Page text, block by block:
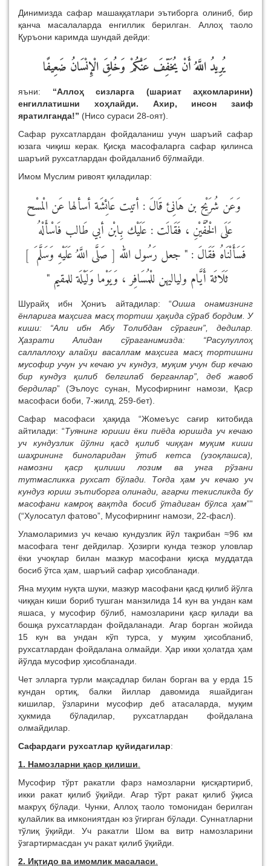
Динимизда сафар машаққатлари эътиборга олиниб, бир
қанча масалаларда енгиллик берилган. Аллоҳ таоло
Қуръони каримда шундай дейди:
يُرِيدُ اللَّهُ أَنْ يُخَفِّفَ عَنْكُمْ وَخُلِقَ الْإِنْسَانُ ضَعِيفًا
яъни:
“Аллоҳ сизларга (шариат аҳкомларини)
енгиллатишни хоҳлайди. Ахир, инсон заиф
яратилганда!” (Нисо сураси 28-оят).
Сафар рухсатлардан фойдаланиш учун шаръий сафар
юзага чиқиш керак. Қисқа масофаларга сафар қилинса
шаръий рухсатлардан фойдаланиб бўлмайди.
Имом Муслим ривоят қиладилар:
وَعَن شُرَيْح بن هَانِئ قَالَ : أتيت عَائِشَة أسألها عَن الْمسْح
عَلَى الْخُفَّيْنِ ، فَقَالَت : عَلَيْك بِابْن أبي طَالب فَاسْأَلْهُ
فَسَأَلْنَاهُ فَقَالَ : " جعل رَسُول الله [ صَلَّى اللَّهُ عَلَيْهِ وَسَلَّم َ ]
ثَلَاثَة أَيَّام ولياليهن للْمُسَافِر ، وَيَوْما وَلَيْلَة للمقيم "
Шурайҳ ибн Ҳониъ айтадилар: “Оиша онамизнинг
ёнларига маҳсига масҳ тортиш ҳақида сўраб бордим. У
киши: “Али ибн Абу Толибдан сўрагин”, дедилар.
Ҳазрати Алидан сўраганимизда: “Расулуллоҳ
саллаллоҳу алайҳи васаллам маҳсига масҳ тортишни
мусофир учун уч кечаю уч кундуз, муқим учун бир кечаю
бир кундуз қилиб белгилаб берганлар”, деб жавоб
бердилар” (Эълоус сунан, Мусофирнинг намози, Қаср
масофаси боби, 7-жилд, 259-бет).
Сафар масофаси ҳақида “Жомеъус сағир китобида
айтилади: “Туянинг юриши ёки пиёда юришда уч кечаю
уч кундузлик йўлни қасд қилиб чиққан муқим киши
шаҳрининг биноларидан ўтиб кетса (узоқлашса),
намозни қаср қилиши лозим ва унга рўзани
тутмасликка рухсат бўлади. Тоғда ҳам уч кечаю уч
кундуз юриш эътиборга олинади, агарчи текисликда бу
масофани камроқ вақтда босиб ўтадиган бўлса ҳам””
(“Хулосатул фатово”, Мусофирнинг намози, 22-фасл).
Уламоларимиз уч кечаю кундузлик йўл тақрибан ≈96 км
масофага тенг дейдилар. Ҳозирги кунда тезкор уловлар
ёки учоқлар билан мазкур масофани қисқа муддатда
босиб ўтса ҳам, шаръий сафар ҳисобланади.
Яна муҳим нуқта шуки, мазкур масофани қасд қилиб йўлга
чиққан киши бориб тушган манзилида 14 кун ва ундан кам
яшаса, у мусофир бўлиб, намозларини қаср қилади ва
бошқа рухсатлардан фойдаланади. Агар борган жойида
15 кун ва ундан кўп турса, у муқим ҳисобланиб,
рухсатлардан фойдалана олмайди. Ҳар икки ҳолатда ҳам
йўлда мусофир ҳисобланади.
Чет элларга турли мақсадлар билан борган ва у ерда 15
кундан ортиқ, балки йиллар давомида яшайдиган
кишилар, ўзларини мусофир деб атасаларда, муқим
ҳукмида бўладилар, рухсатлардан фойдалана
олмайдилар.
Сафардаги рухсатлар қуйидагилар:
1. Намозларни қаср қилиши
Мусофир тўрт ракатли фарз намозларни қисқартириб,
икки ракат қилиб ўқийди. Агар тўрт ракат қилиб ўқиса
макруҳ бўлади. Чунки, Аллоҳ таоло томонидан берилган
қулайлик ва имкониятдан юз ўгирган бўлади. Суннатларни
тўлиқ ўқийди. Уч ракатли Шом ва витр намозларини
ўзгартирмасдан уч ракат қилиб ўқийди.
2. Иқтидо ва имомлик масаласи